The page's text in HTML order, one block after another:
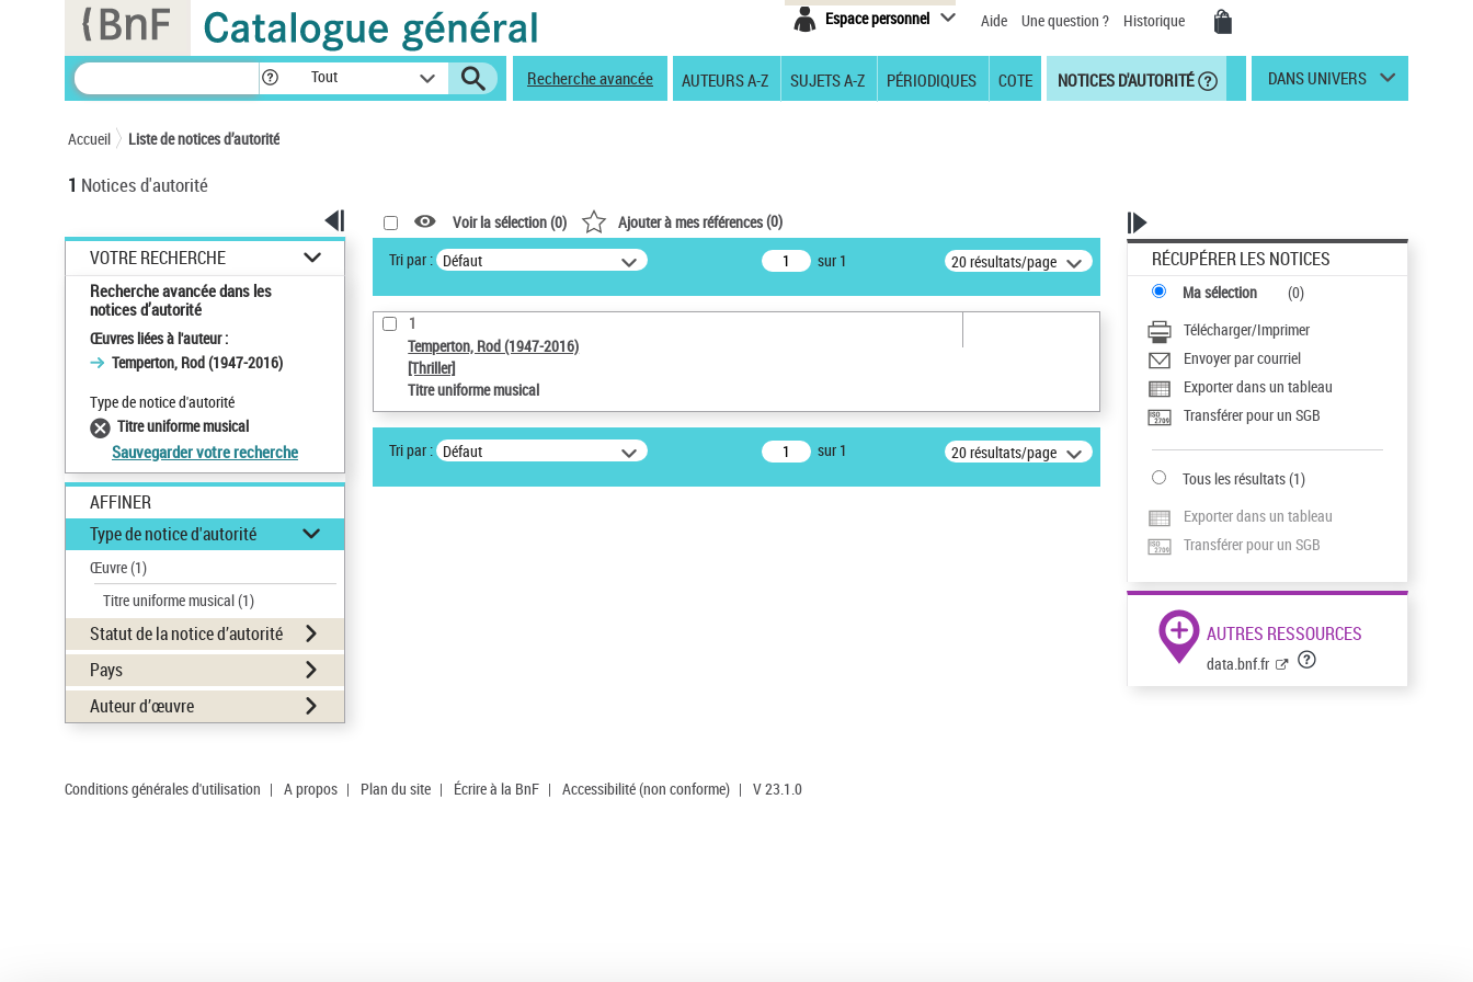
Espace personnel Aide Une question ? Historique
Tout Recherche avancée AUTEURS A-Z SUJETS A-Z PÉRIODIQUES COTE NOTICES D'AUTORITÉ DANS UNIVERS
Accueil Liste de notices d’autorité
1 Notices d'autorité
VOTRE RECHERCHE
Recherche avancée dans les
notices d’autorité
Œuvres liées à l'auteur :
Temperton, Rod (1947-2016)
Type de notice d'autorité
Titre uniforme musical
Sauvegarder votre recherche
AFFINER
Type de notice d'autorité
Œuvre(1)
Titre uniforme musical(1)
Statut de la notice d’autorité
Pays
Auteur d’œuvre
Voir la sélection (0) Ajouter à mes références(0)
Tri par : Défaut sur 1 20 résultats/page
1
Temperton, Rod (1947-2016)
[Thriller]
Titre uniforme musical
Tri par : Défaut sur 1 20 résultats/page
RÉCUPÉRER LES NOTICES
Ma sélection (0)
Télécharger/Imprimer
Envoyer par courriel
Exporter dans un tableau
Transférer pour un SGB
Tous les résultats(1)
Exporter dans un tableau
Transférer pour un SGB
AUTRES RESSOURCES
data.bnf.fr
Conditions générales d'utilisation | A propos | Plan du site | Écrire à la BnF | Accessibilité (non conforme) | V 23.1.0
Panneau de gestion des cookies